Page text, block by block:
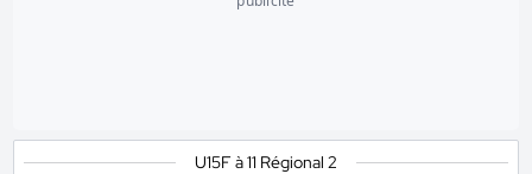
U15F à 11 Régional 2